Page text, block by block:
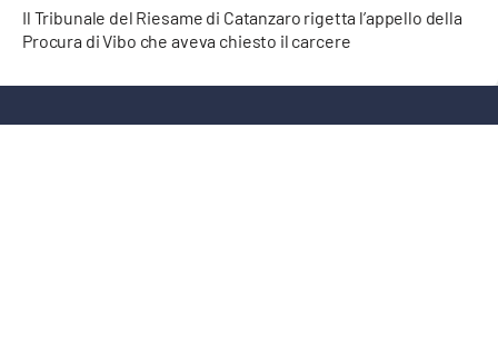
LaC
Network
Il Tribunale del Riesame di Catanzaro rigetta l’appello della
Procura di Vibo che aveva chiesto il carcere